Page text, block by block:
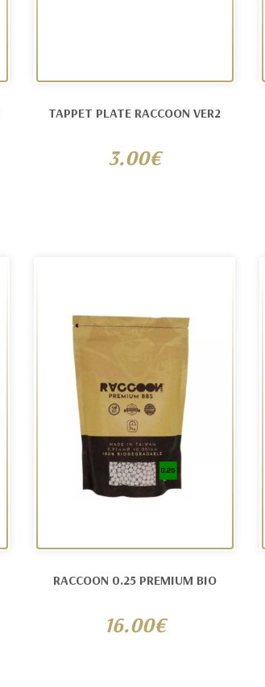
TAPPET PLATE RACCOON VER2
3.00€
RACCOON 0.25 PREMIUM BIO
16.00€